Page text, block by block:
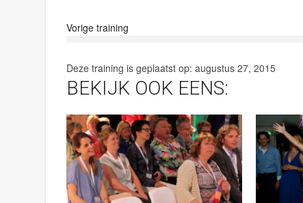
Vorige training
Deze training is geplaatst op:augustus 27, 2015
BEKIJK OOK EENS: